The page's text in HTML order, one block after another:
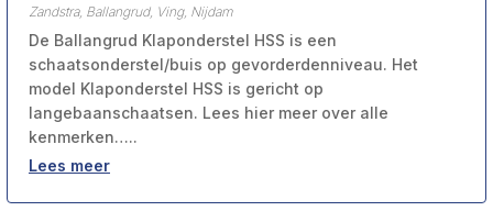
Zandstra, Ballangrud, Ving, Nijdam
De Ballangrud Klaponderstel HSS is een
schaatsonderstel/buis op gevorderdenniveau. Het
model Klaponderstel HSS is gericht op
langebaanschaatsen. Lees hier meer over alle
kenmerken…..
Lees meer